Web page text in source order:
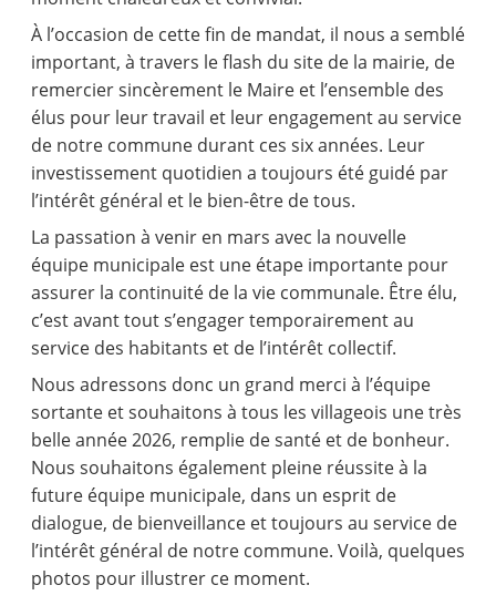
À l’occasion de cette fin de mandat, il nous a semblé
important, à travers le flash du site de la mairie, de
remercier sincèrement le Maire et l’ensemble des
élus pour leur travail et leur engagement au service
de notre commune durant ces six années. Leur
investissement quotidien a toujours été guidé par
l’intérêt général et le bien-être de tous.
La passation à venir en mars avec la nouvelle
équipe municipale est une étape importante pour
assurer la continuité de la vie communale. Être élu,
c’est avant tout s’engager temporairement au
service des habitants et de l’intérêt collectif.
Nous adressons donc un grand merci à l’équipe
sortante et souhaitons à tous les villageois une très
belle année 2026, remplie de santé et de bonheur.
Nous souhaitons également pleine réussite à la
future équipe municipale, dans un esprit de
dialogue, de bienveillance et toujours au service de
l’intérêt général de notre commune. Voilà, quelques
photos pour illustrer ce moment.